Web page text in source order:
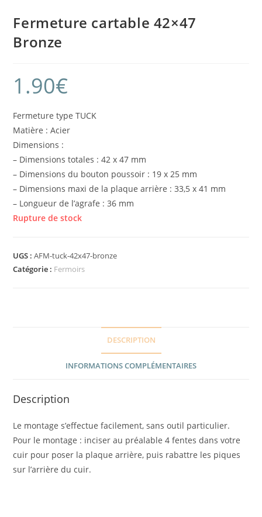
Fermeture cartable 42×47
Bronze
1.90€
Fermeture type TUCK
Matière : Acier
Dimensions :
– Dimensions totales : 42 x 47 mm
– Dimensions du bouton poussoir : 19 x 25 mm
– Dimensions maxi de la plaque arrière : 33,5 x 41 mm
– Longueur de l’agrafe : 36 mm
Rupture de stock
UGS :AFM-tuck-42x47-bronze
Catégorie : Fermoirs
DESCRIPTION
INFORMATIONS COMPLÉMENTAIRES
Description
Le montage s’effectue facilement, sans outil particulier.
Pour le montage : inciser au préalable 4 fentes dans votre
cuir pour poser la plaque arrière, puis rabattre les piques
sur l’arrière du cuir.